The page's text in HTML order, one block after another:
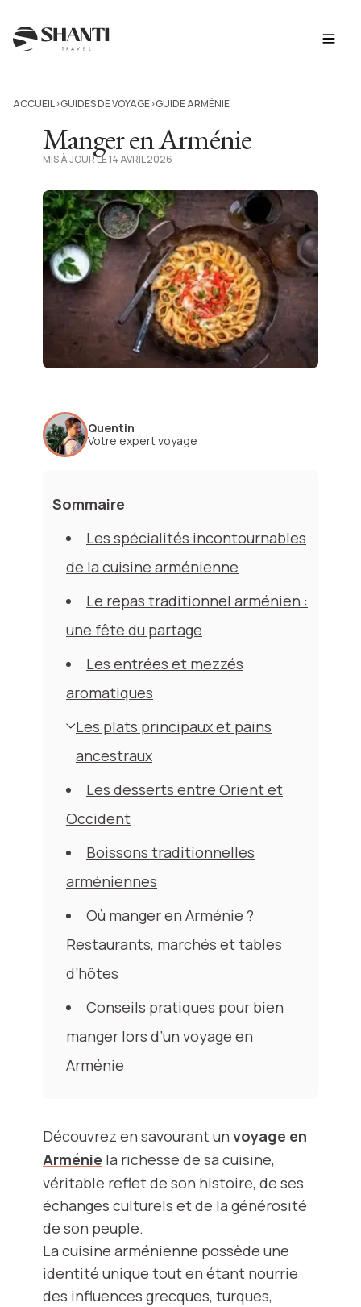
ACCUEIL>GUIDES DE VOYAGE>GUIDE ARMÉNIE
Manger en Arménie
MIS À JOUR LE 14 AVRIL 2026
Quentin
Votre expert voyage
Sommaire
Les spécialités incontournables
de la cuisine arménienne
Le repas traditionnel arménien :
une fête du partage
Les entrées et mezzés
aromatiques
Les plats principaux et pains
ancestraux
Les desserts entre Orient et
Occident
Boissons traditionnelles
arméniennes
Où manger en Arménie ?
Restaurants, marchés et tables
d’hôtes
Conseils pratiques pour bien
manger lors d’un voyage en
Arménie
Découvrez en savourant un voyage en
Arménie la richesse de sa cuisine,
véritable reflet de son histoire, de ses
échanges culturels et de la générosité
de son peuple.
La cuisine arménienne possède une
identité unique tout en étant nourrie
des influences grecques, turques,